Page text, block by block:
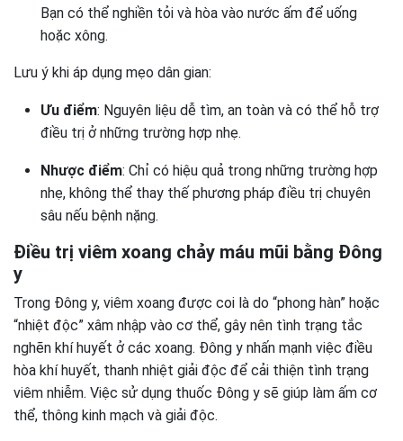
Bạn có thể nghiền tỏi và hòa vào nước ấm để uống
hoặc xông.
Lưu ý khi áp dụng mẹo dân gian:
Ưu điểm: Nguyên liệu dễ tìm, an toàn và có thể hỗ trợ
điều trị ở những trường hợp nhẹ.
Nhược điểm: Chỉ có hiệu quả trong những trường hợp
nhẹ, không thể thay thế phương pháp điều trị chuyên
sâu nếu bệnh nặng.
Điều trị viêm xoang chảy máu mũi bằng Đông
y
Trong Đông y, viêm xoang được coi là do “phong hàn” hoặc
“nhiệt độc” xâm nhập vào cơ thể, gây nên tình trạng tắc
nghẽn khí huyết ở các xoang. Đông y nhấn mạnh việc điều
hòa khí huyết, thanh nhiệt giải độc để cải thiện tình trạng
viêm nhiễm. Việc sử dụng thuốc Đông y sẽ giúp làm ấm cơ
thể, thông kinh mạch và giải độc.